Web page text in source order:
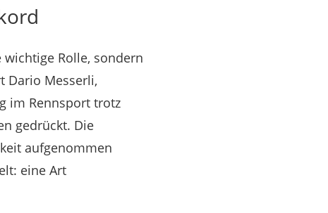
Rolle, sondern
Dario Messerli,
im Rennsport trotz
gedrückt. Die
aufgenommen
eine Art